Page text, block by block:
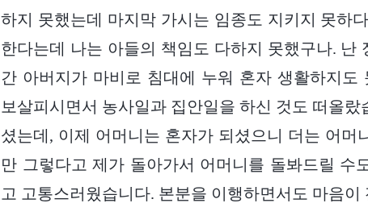
하지 못했는데 마지막 가시는 임종도 지키지 못하
한다는데 나는 아들의 책임도 다하지 못했구나. 난
간 아버지가 마비로 침대에 누워 혼자 생활하지도
보살피시면서 농사일과 집안일을 하신 것도 떠올
셨는데, 이제 어머니는 혼자가 되셨으니 더는 어머
만 그렇다고 제가 돌아가서 어머니를 돌봐드릴 수
고 고통스러웠습니다. 본분을 이행하면서도 마음